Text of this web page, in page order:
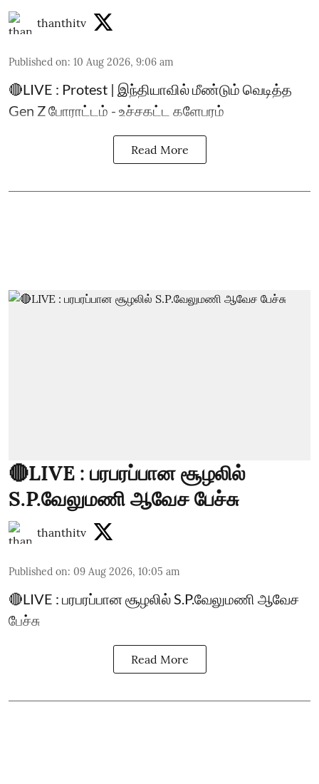
thanthitv
Published on: 10 Aug 2026, 9:06 am
🔴LIVE : Protest | இந்தியாவில் மீண்டும் வெடித்த
Gen Z போராட்டம் - உச்சகட்ட களேபரம்
Read More
🔴LIVE : பரபரப்பான சூழலில்
S.P.வேலுமணி ஆவேச பேச்சு
thanthitv
Published on: 09 Aug 2026, 10:05 am
🔴LIVE : பரபரப்பான சூழலில் S.P.வேலுமணி ஆவேச
பேச்சு
Read More